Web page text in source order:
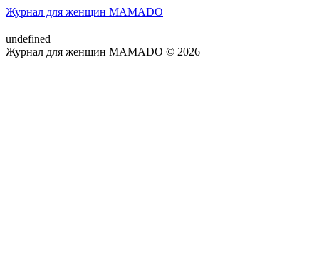
Журнал для женщин MAMADO
undefined
Журнал для женщин MAMADO © 2026